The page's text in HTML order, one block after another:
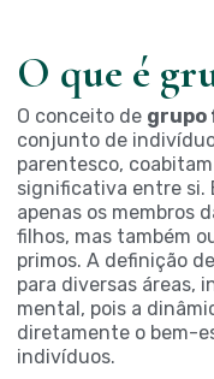
O que é
O conceito de grupo
conjunto de
parentesco,
significativa entre si.
apenas os membros
filhos, mas também
primos. A definição
para diversas áreas,
mental, pois a
diretamente o bem-
indivíduos.